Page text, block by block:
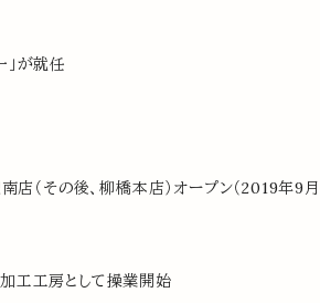
が就任
（その後、柳橋本店）オープン（2019年9
工工房として操業開始